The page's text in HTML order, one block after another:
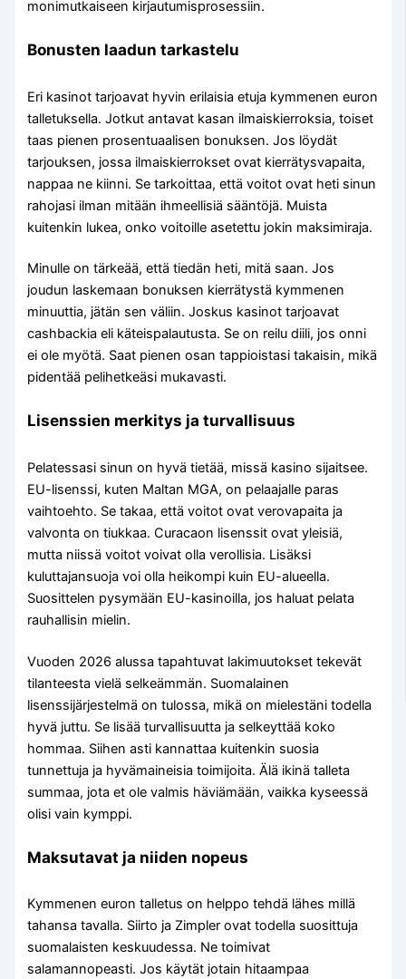
monimutkaiseen kirjautumisprosessiin.
Bonusten laadun tarkastelu
Eri kasinot tarjoavat hyvin erilaisia etuja kymmenen euron
talletuksella. Jotkut antavat kasan ilmaiskierroksia, toiset
taas pienen prosentuaalisen bonuksen. Jos löydät
tarjouksen, jossa ilmaiskierrokset ovat kierrätysvapaita,
nappaa ne kiinni. Se tarkoittaa, että voitot ovat heti sinun
rahojasi ilman mitään ihmeellisiä sääntöjä. Muista
kuitenkin lukea, onko voitoille asetettu jokin maksimiraja.
Minulle on tärkeää, että tiedän heti, mitä saan. Jos
joudun laskemaan bonuksen kierrätystä kymmenen
minuuttia, jätän sen väliin. Joskus kasinot tarjoavat
cashbackia eli käteispalautusta. Se on reilu diili, jos onni
ei ole myötä. Saat pienen osan tappioistasi takaisin, mikä
pidentää pelihetkeäsi mukavasti.
Lisenssien merkitys ja turvallisuus
Pelatessasi sinun on hyvä tietää, missä kasino sijaitsee.
EU-lisenssi, kuten Maltan MGA, on pelaajalle paras
vaihtoehto. Se takaa, että voitot ovat verovapaita ja
valvonta on tiukkaa. Curacaon lisenssit ovat yleisiä,
mutta niissä voitot voivat olla verollisia. Lisäksi
kuluttajansuoja voi olla heikompi kuin EU-alueella.
Suosittelen pysymään EU-kasinoilla, jos haluat pelata
rauhallisin mielin.
Vuoden 2026 alussa tapahtuvat lakimuutokset tekevät
tilanteesta vielä selkeämmän. Suomalainen
lisenssijärjestelmä on tulossa, mikä on mielestäni todella
hyvä juttu. Se lisää turvallisuutta ja selkeyttää koko
hommaa. Siihen asti kannattaa kuitenkin suosia
tunnettuja ja hyvämaineisia toimijoita. Älä ikinä talleta
summaa, jota et ole valmis häviämään, vaikka kyseessä
olisi vain kymppi.
Maksutavat ja niiden nopeus
Kymmenen euron talletus on helppo tehdä lähes millä
tahansa tavalla. Siirto ja Zimpler ovat todella suosittuja
suomalaisten keskuudessa. Ne toimivat
salamannopeasti. Jos käytät jotain hitaampaa